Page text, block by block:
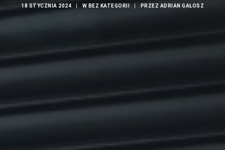
18 STYCZNIA 2024 W BEZ KATEGORII PRZEZ ADRIAN GAŁOSZ